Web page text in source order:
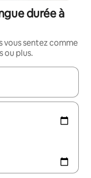
durée à
vous sentez comme
ou plus.
les flèches vers le